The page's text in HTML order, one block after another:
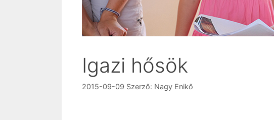
Igazi hősök
2015-09-09 Szerző: Nagy Enikő